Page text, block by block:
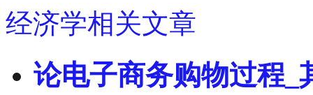
经济学相关文章
论电子商务购物过程_